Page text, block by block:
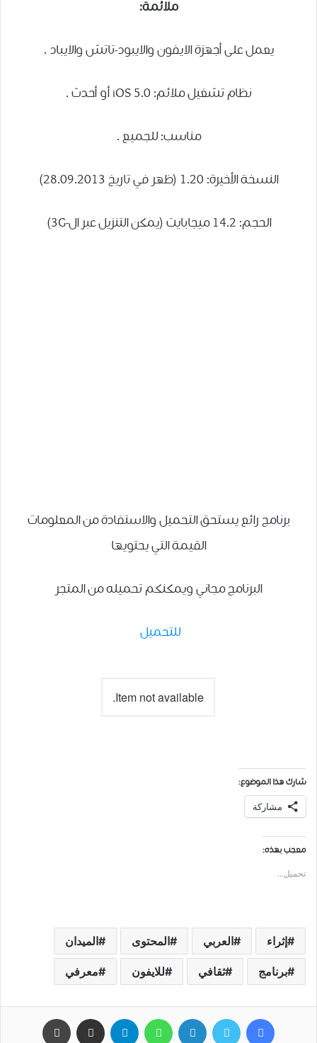
ملائمة:
يعمل على أجهزة الايفون والايبود-تاتش والايباد .
نظام تشغيل ملائم: iOS 5.0 أو أحدث .
مناسب: للجميع .
النسخة الأخيرة: 1.20 (ظهر في تاريخ 28.09.2013)
الحجم: 14.2 ميجابايت (يمكن التنزيل عبر ال-3G)
برنامج رائع يستحق التحميل والاستفادة من المعلومات
القيمة التي يحتويها
البرنامج مجاني ويمكنكم تحميله من المتجر
للتحميل
Item not available.
شارك هذا الموضوع:
مشاركة
معجب بهذه:
تحميل...
إثراء العربي المحتوى الميدان
برنامج ثقافي للايفون معرفي
فيسبوك تويتر لينكدإن واتساب تيلقرام مشاركة عبر البريد